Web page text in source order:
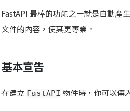
FastAPI 最棒的功能之一就是自動產
文件的內容，使其更專業。
基本宣告
在建立 FastAPI 物件時，你可以傳